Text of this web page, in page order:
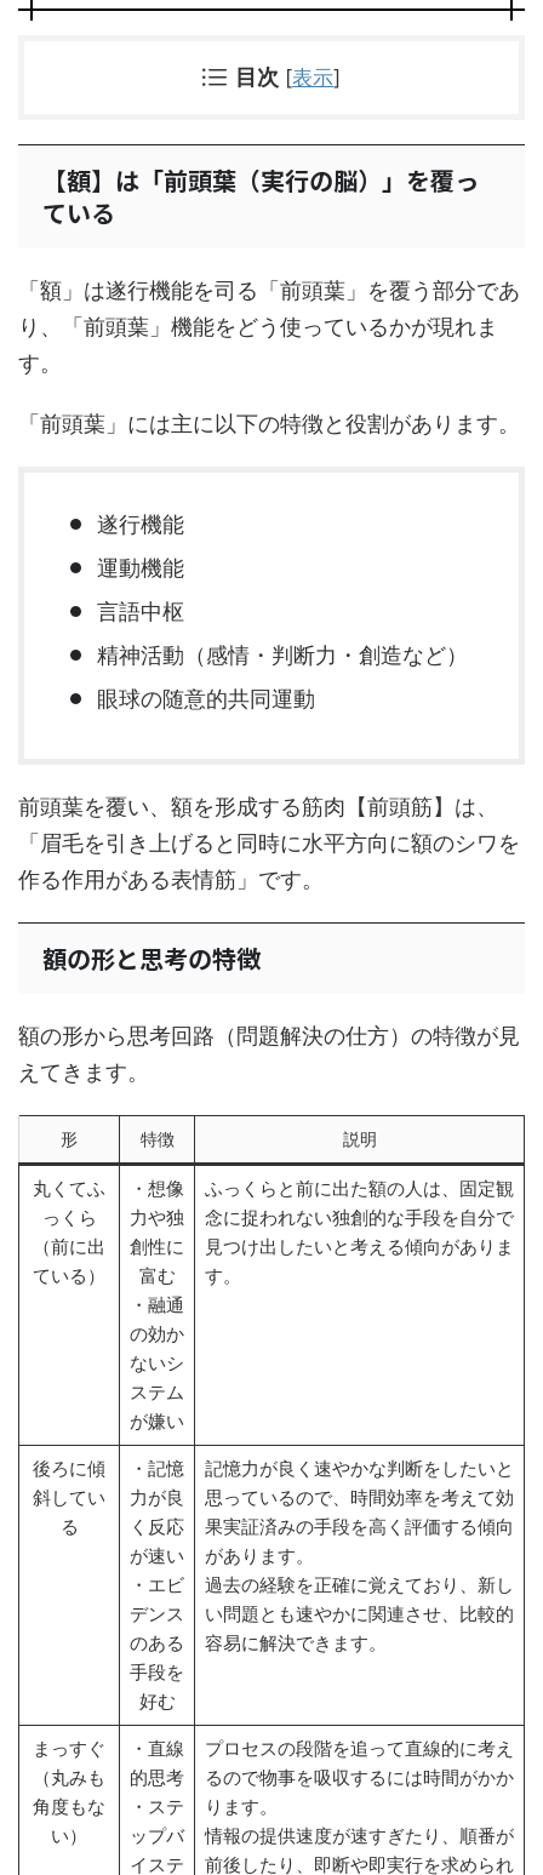
目次 [表示]
【額】は「前頭葉（実行の脳）」を覆っ
ている
「額」は遂行機能を司る「前頭葉」を覆う部分であ
り、「前頭葉」機能をどう使っているかが現れま
す。
「前頭葉」には主に以下の特徴と役割があります。
遂行機能
運動機能
言語中枢
精神活動（感情・判断力・創造など）
眼球の随意的共同運動
前頭葉を覆い、額を形成する筋肉【前頭筋】は、
「眉毛を引き上げると同時に水平方向に額のシワを
作る作用がある表情筋」です。
額の形と思考の特徴
額の形から思考回路（問題解決の仕方）の特徴が見
えてきます。
形 特徴 説明
丸くてふ
っくら
（前に出
ている）
・想像
力や独
創性に
富む
・融通
の効か
ないシ
ステム
が嫌い
ふっくらと前に出た額の人は、固定観
念に捉われない独創的な手段を自分で
見つけ出したいと考える傾向がありま
す。
後ろに傾
斜してい
る
・記憶
力が良
く反応
が速い
・エビ
デンス
のある
手段を
好む
記憶力が良く速やかな判断をしたいと
思っているので、時間効率を考えて効
果実証済みの手段を高く評価する傾向
があります。
過去の経験を正確に覚えており、新し
い問題とも速やかに関連させ、比較的
容易に解決できます。
まっすぐ
（丸みも
角度もな
い）
・直線
的思考
・ステ
ップバ
イステ
プロセスの段階を追って直線的に考え
るので物事を吸収するには時間がかか
ります。
情報の提供速度が速すぎたり、順番が
前後したり、即断や即実行を求められ